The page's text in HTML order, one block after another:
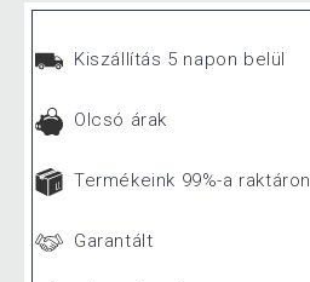
Kiszállítás 5 napon belül
Olcsó árak
Termékeink 99%-a raktáron
Garantált